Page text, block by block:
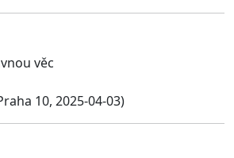
věc
10, 2025-04-03)